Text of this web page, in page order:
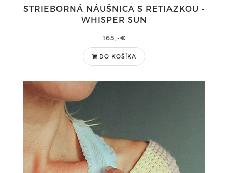
STRIEBORNÁ NÁUŠNICA S RETIAZKOU -
WHISPER SUN
165,-€
DO KOŠÍKA